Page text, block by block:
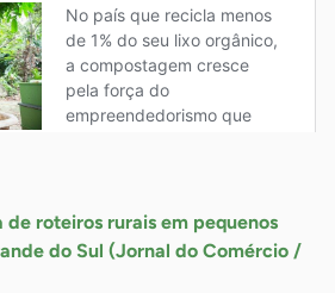
de roteiros rurais em pequenos
do Sul (Jornal do Comércio /